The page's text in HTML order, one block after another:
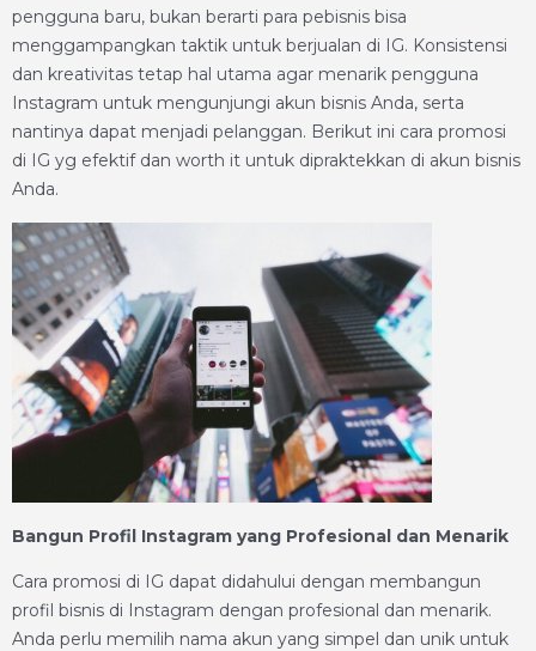
pengguna baru, bukan berarti para pebisnis bisa
menggampangkan taktik untuk berjualan di IG. Konsistensi
dan kreativitas tetap hal utama agar menarik pengguna
Instagram untuk mengunjungi akun bisnis Anda, serta
nantinya dapat menjadi pelanggan. Berikut ini cara promosi
di IG yg efektif dan worth it untuk dipraktekkan di akun bisnis
Anda.
Bangun Profil Instagram yang Profesional dan Menarik
Cara promosi di IG dapat didahului dengan membangun
profil bisnis di Instagram dengan profesional dan menarik.
Anda perlu memilih nama akun yang simpel dan unik untuk